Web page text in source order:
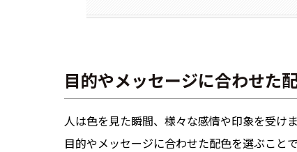
目的やメッセージに合わせた
人は色を見た瞬間、様々な感情や印象を受けま
目的やメッセージに合わせた配色を選ぶこと